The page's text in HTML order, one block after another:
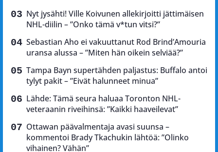
Nyt jysähti! Ville Koivunen allekirjoitti jättimäisen
NHL-diilin – ”Onko tämä v*tun vitsi?”
Sebastian Aho ei vakuuttanut Rod Brind’Amouria
uransa alussa – ”Miten hän oikein selviää?”
Tampa Bayn supertähden paljastus: Buffalo antoi
tylyt pakit – ”Eivät halunneet minua”
Lähde: Tämä seura haluaa Toronton NHL-
veteraanin riveihinsä: ”Kaikki haaveilevat”
Ottawan päävalmentaja avasi suunsa –
kommentoi Brady Tkachukin lähtöä: ”Olinko
vihainen? Vähän”